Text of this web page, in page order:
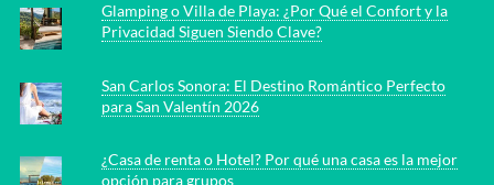
Glamping o Villa de Playa: ¿Por Qué el Confort y la
Privacidad Siguen Siendo Clave?
San Carlos Sonora: El Destino Romántico Perfecto
para San Valentín 2026
¿Casa de renta o Hotel? Por qué una casa es la mejor
opción para grupos